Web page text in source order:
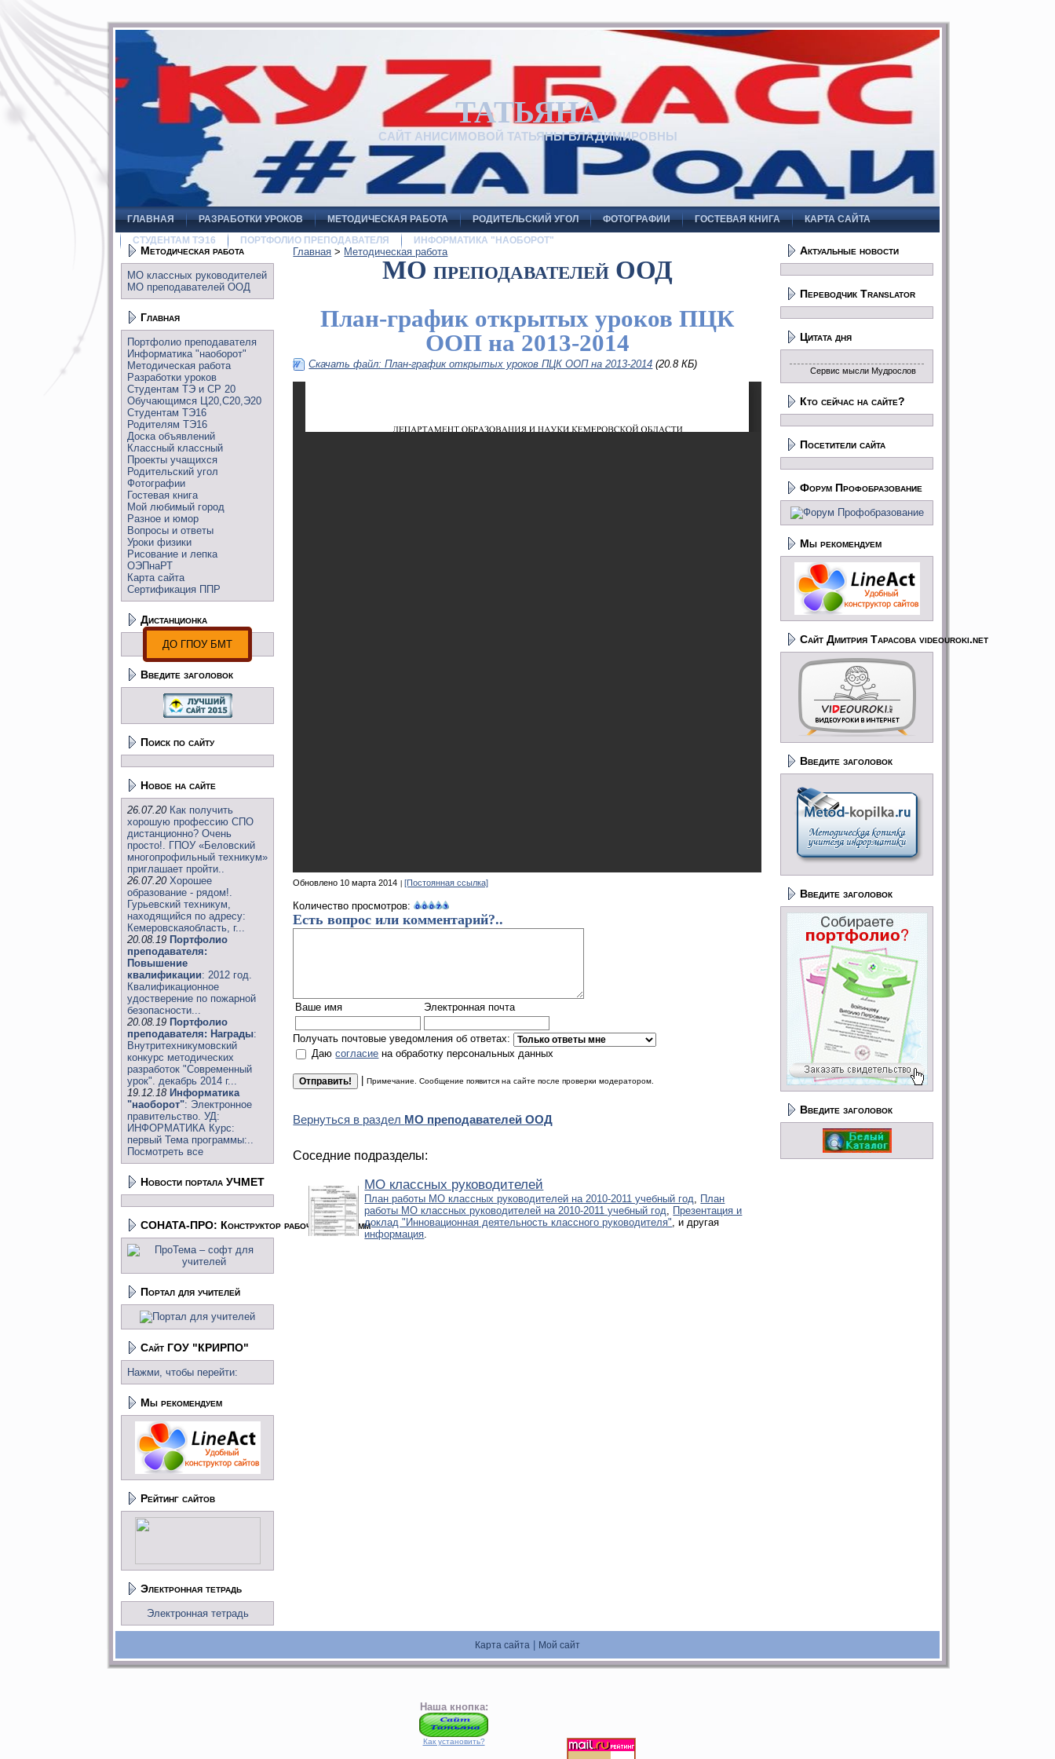
ТАТЬЯНА
САЙТ АНИСИМОВОЙ ТАТЬЯНЫ ВЛАДИМИРОВНЫ
ГЛАВНАЯ РАЗРАБОТКИ УРОКОВ МЕТОДИЧЕСКАЯ РАБОТА РОДИТЕЛЬСКИЙ УГОЛ ФОТОГРАФИИ ГОСТЕВАЯ КНИГА
КАРТА САЙТА
СТУДЕНТАМ ТЭ16
ПОРТФОЛИО ПРЕПОДАВАТЕЛЯ ИНФОРМАТИКА "НАОБОРОТ"
Методическая работа
МО классных руководителей
МО преподавателей ООД
Главная
Портфолио преподавателя
Информатика "наоборот"
Методическая работа
Разработки уроков
Студентам ТЭ и СР 20
Обучающимся Ц20,С20,Э20
Студентам ТЭ16
Родителям ТЭ16
Доска объявлений
Классный классный
Проекты учащихся
Родительский угол
Фотографии
Гостевая книга
Мой любимый город
Разное и юмор
Вопросы и ответы
Уроки физики
Рисование и лепка
ОЭПнаРТ
Карта сайта
Сертификация ППР
Дистанционка
ДО ГПОУ БМТ
Введите заголовок
Поиск по сайту
Новое на сайте
26.07.20 Как получить
хорошую профессию СПО
дистанционно? Очень
просто!. ГПОУ «Беловский
многопрофильный техникум»
приглашает пройти..
26.07.20 Хорошее
образование - рядом!.
Гурьевский техникум,
находящийся по адресу:
Кемеровскаяобласть, г...
20.08.19 Портфолио
преподавателя:
Повышение
квалификации: 2012 год.
Квалификационное
удостверение по пожарной
безопасности...
20.08.19 Портфолио
преподавателя: Награды:
Внутритехникумовский
конкурс методических
разработок "Современный
урок". декабрь 2014 г...
19.12.18 Информатика
"наоборот": Электронное
правительство. УД:
ИНФОРМАТИКА Курс:
первый Тема программы:..
Посмотреть все
Новости портала УЧМЕТ
СОНАТА-ПРО: Конструктор рабочих программ
Портал для учителей
Сайт ГОУ "КРИРПО"
Нажми, чтобы перейти:
Мы рекомендуем
Рейтинг сайтов
Электронная тетрадь
Электронная тетрадь
Главная > Методическая работа
МО преподавателей ООД
План-график открытых уроков ПЦК
ООП на 2013-2014
Скачать файл: План-график открытых уроков ПЦК ООП на 2013-2014 (20.8 КБ)
Обновлено 10 марта 2014 [Постоянная ссылка]
Количество просмотров:
Есть вопрос или комментарий?..
Ваше имя Электронная почта
Получать почтовые уведомления об ответах:
Даюсогласие на обработку персональных данных
|Примечание. Сообщение появится на сайте после проверки модератором.
Вернуться в раздел МО преподавателей ООД
Соседние подразделы:
МО классных руководителей
План работы МО классных руководителей на 2010-2011 учебный год, План
работы МО классных руководителей на 2010-2011 учебный год, Презентация и
доклад "Инновационная деятельность классного руководителя", и другая
информация.
Актуальные новости
Переводчик Translator
Цитата дня
Сервис мысли Мудрослов
Кто сейчас на сайте?
Посетители сайта
Форум Профобразование
Мы рекомендуем
Сайт Дмитрия Тарасова videouroki.net
Введите заголовок
Введите заголовок
Введите заголовок
Карта сайта Мой сайт
Наша кнопка:
Как установить?